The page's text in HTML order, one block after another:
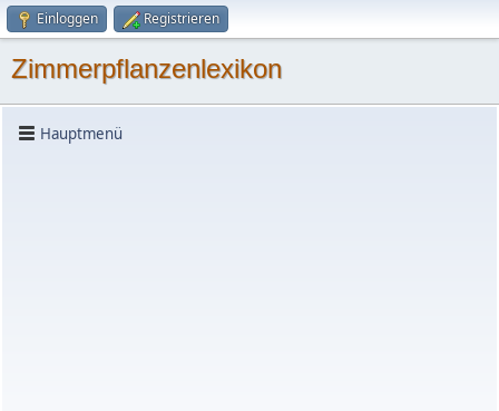
Einloggen Registrieren
Zimmerpflanzenlexikon
Hauptmenü